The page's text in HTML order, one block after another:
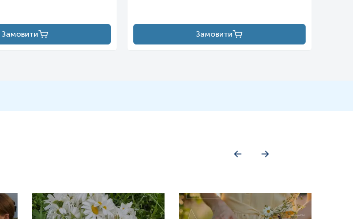
та функціональні властивості фібриногену, що має значення для оцінки індивідуального ризику
факторів та/або станів можуть підвищувати концентрацію фібриногену в плазмі, до них
Підвищення рівня фібриногену в крові часто є наслідком дії низки інтерферуючих чинників,
серед яких — як фізіологічні стани, так і патологічні процеси або фармакологічне втручання.
Фібриноген, будучи білком гострої фази, активно реагує на запальні, травматичні й
Замовити Замовити